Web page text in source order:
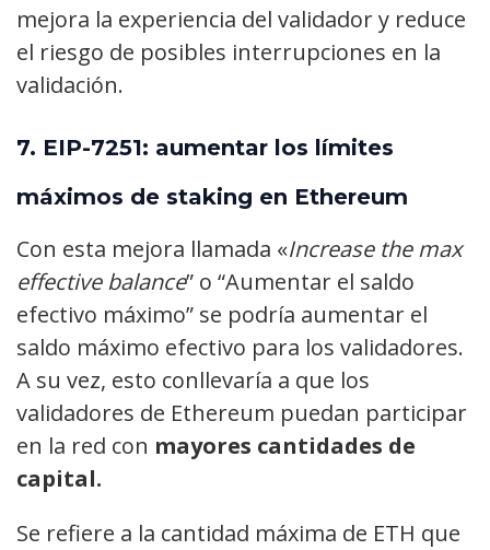
mejora la experiencia del validador y reduce
el riesgo de posibles interrupciones en la
validación.
7. EIP-7251: aumentar los límites
máximos de staking en Ethereum
Con esta mejora llamada «Increase the max
effective balance” o “Aumentar el saldo
efectivo máximo” se podría aumentar el
saldo máximo efectivo para los validadores.
A su vez, esto conllevaría a que los
validadores de Ethereum puedan participar
en la red con mayores cantidades de
capital.
Se refiere a la cantidad máxima de ETH que